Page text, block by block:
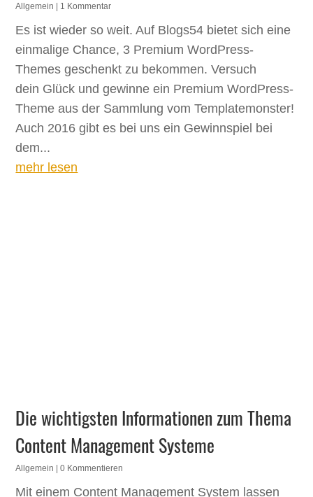
Allgemein | 1 Kommentar
Es ist wieder so weit. Auf Blogs54 bietet sich eine
einmalige Chance, 3 Premium WordPress-
Themes geschenkt zu bekommen. Versuch
dein Glück und gewinne ein Premium WordPress-
Theme aus der Sammlung vom Templatemonster!
Auch 2016 gibt es bei uns ein Gewinnspiel bei
dem...
mehr lesen
Die wichtigsten Informationen zum Thema
Content Management Systeme
Allgemein | 0 Kommentieren
Mit einem Content Management System lassen